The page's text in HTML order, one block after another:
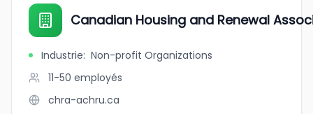
Canadian Housing and Renewal
Industrie: Non-profit Organizations
11-50 employés
chra-achru.ca